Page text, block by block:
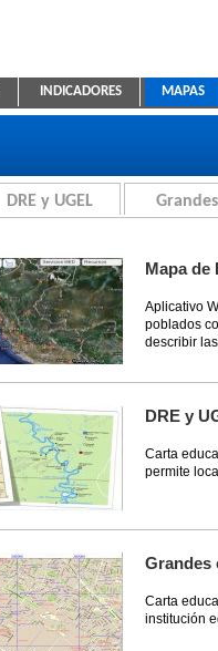
Educativa
INDICADORES MAPAS
DRE y UGEL
Mapa de
Aplicativo
poblados
describir
DRE y
Carta
permite
Grandes
Carta
institución